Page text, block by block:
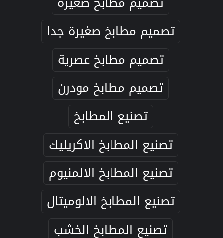
تصميم مطابخ صغيرة جدا
تصميم مطابخ عصرية
تصميم مطابخ مودرن
تصنيع المطابخ
تصنيع المطابخ الاكريليك
تصنيع المطابخ الالمنيوم
تصنيع المطابخ الالوميتال
تصنيع المطابخ الخشب